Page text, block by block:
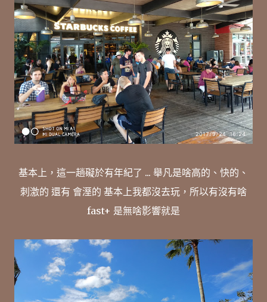
基本上，這一趟礙於有年紀了 ... 舉凡是啥高的、快的、
刺激的 還有 會溼的 基本上我都沒去玩，所以有沒有啥
fast+ 是無啥影響就是